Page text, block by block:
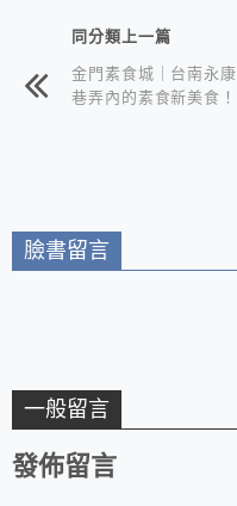
同分類上一篇
金門素食城｜台南永康
巷弄內的素食新美食！
臉書留言
一般留言
發佈留言